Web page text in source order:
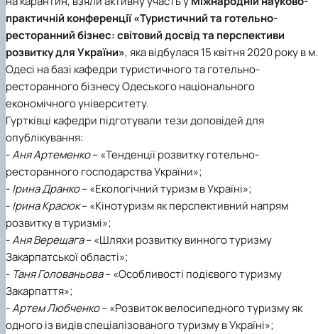
Презентація про роботу гуртка
Звіт про роботу гуртка
Презентація про роботу гуртка
наукового гуртка «Туризм&Рекреація»
Звіт про роботу гуртка
Презентація про роботу гуртка
Науковий доробок членів студентського
наукового гуртка "Туристичний візіонер"
Звіт про роботу гуртка
Презентація про роботу гуртка
практичній конференції «Туристичний та готельно-
ресторанний бізнес: світовий досвід та перспективи
розвитку для України», яка відбулася 15 квітня 2020 року в м.
Одесі на базі кафедри туристичного та готельно-
ресторанного бізнесу Одеського національного
економічного університету.
Гуртківці кафедри підготували тези доповідей для
опублікування:
-Аня Артеменко– «Тенденції розвитку готельно-
ресторанного господарства України»;
-Ірина Дранко– «Екологічний туризм в Україні»;
-Ірина Красюк– «Кінотуризм як перспективний напрям
розвитку в туризмі»;
-Аня Верещага– «Шляхи розвитку винного туризму
Закарпатської області»;
- Таня Голованьова– «Особливості подієвого туризму
Закарпаття»;
-Артем Любченко– «Розвиток велосипедного туризму як
одного із видів спеціалізованого туризму в Україні»;